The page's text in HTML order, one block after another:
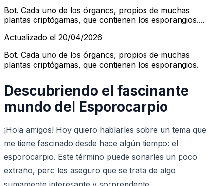
Bot. Cada uno de los órganos, propios de muchas
plantas criptógamas, que contienen los esporangios....
Actualizado el 20/04/2026
Bot. Cada uno de los órganos, propios de muchas
plantas criptógamas, que contienen los esporangios.
Descubriendo el fascinante
mundo del Esporocarpio
¡Hola amigos! Hoy quiero hablarles sobre un tema que
me tiene fascinado desde hace algún tiempo: el
esporocarpio. Este término puede sonarles un poco
extraño, pero les aseguro que se trata de algo
sumamente interesante y sorprendente.